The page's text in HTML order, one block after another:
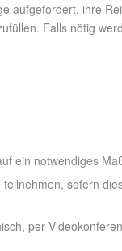
aufgefordert, ihre
Falls nötig
ein notwendiges
sofern
per